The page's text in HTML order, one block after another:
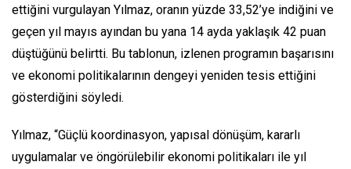
ettiğini vurgulayan Yılmaz, oranın yüzde 33,52’ye indiğini ve
geçen yıl mayıs ayından bu yana 14 ayda yaklaşık 42 puan
düştüğünü belirtti. Bu tablonun, izlenen programın başarısını
ve ekonomi politikalarının dengeyi yeniden tesis ettiğini
gösterdiğini söyledi.
Yılmaz, “Güçlü koordinasyon, yapısal dönüşüm, kararlı
uygulamalar ve öngörülebilir ekonomi politikaları ile yıl